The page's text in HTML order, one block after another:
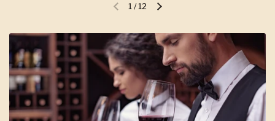
Vorherige FolieNächste Folie
1 /12